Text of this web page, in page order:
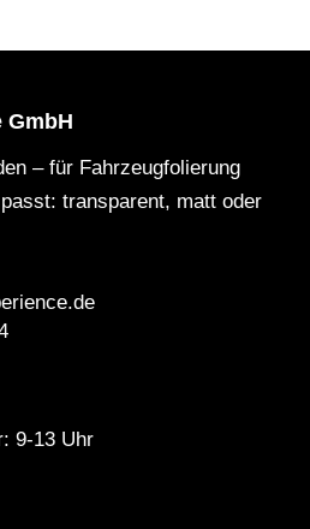
GmbH
– für Fahrzeugfolierung
transparent, matt oder
9-13 Uhr